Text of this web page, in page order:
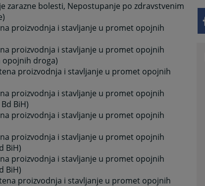
zarazne bolesti, Nepostupanje po zdravstvenim
proizvodnja i stavljanje u promet opojnih
proizvodnja i stavljanje u promet opojnih
opojnih droga)
proizvodnja i stavljanje u promet opojnih
proizvodnja i stavljanje u promet opojnih
BiH)
proizvodnja i stavljanje u promet opojnih
proizvodnja i stavljanje u promet opojnih
BiH)
proizvodnja i stavljanje u promet opojnih
BiH)
proizvodnja i stavljanje u promet opojnih